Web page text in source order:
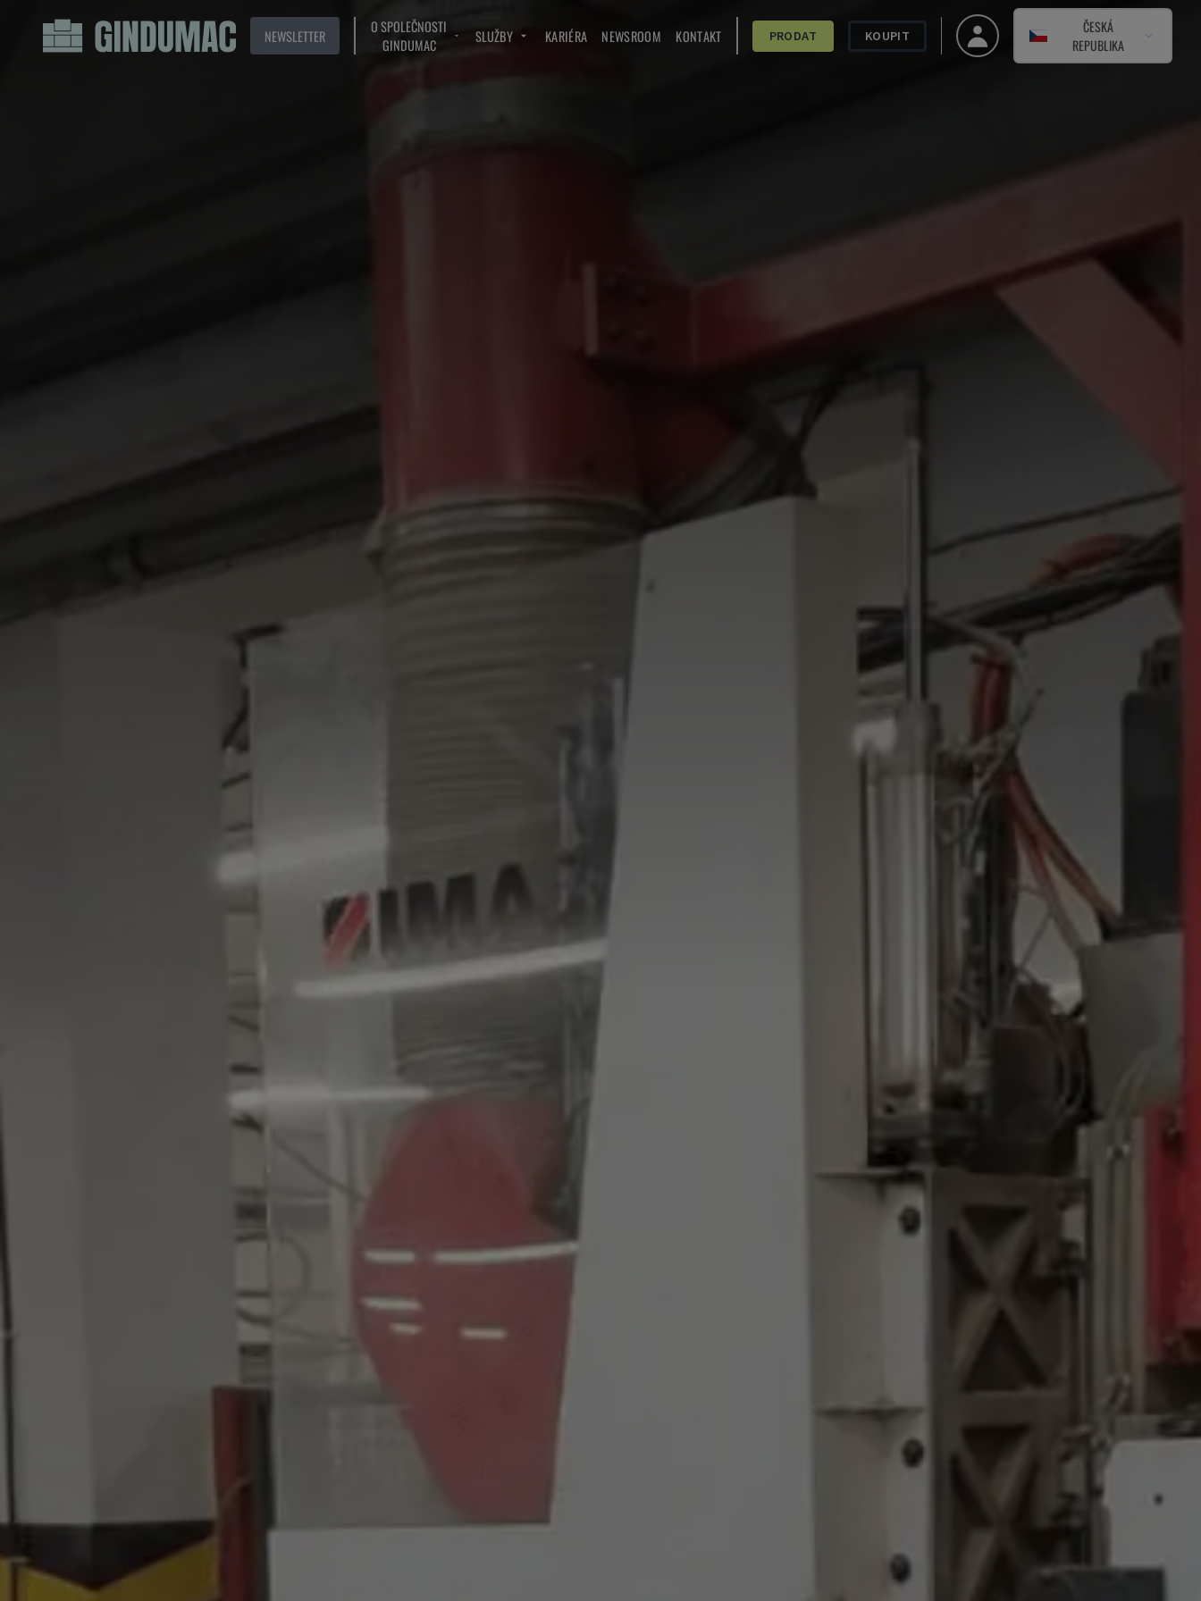
NEWSLETTER
O SPOLEČNOSTI
GINDUMAC
SLUŽBY KARIÉRA NEWSROOM KONTAKT PRODAT KOUPIT
ČESKÁ
REPUBLIKA